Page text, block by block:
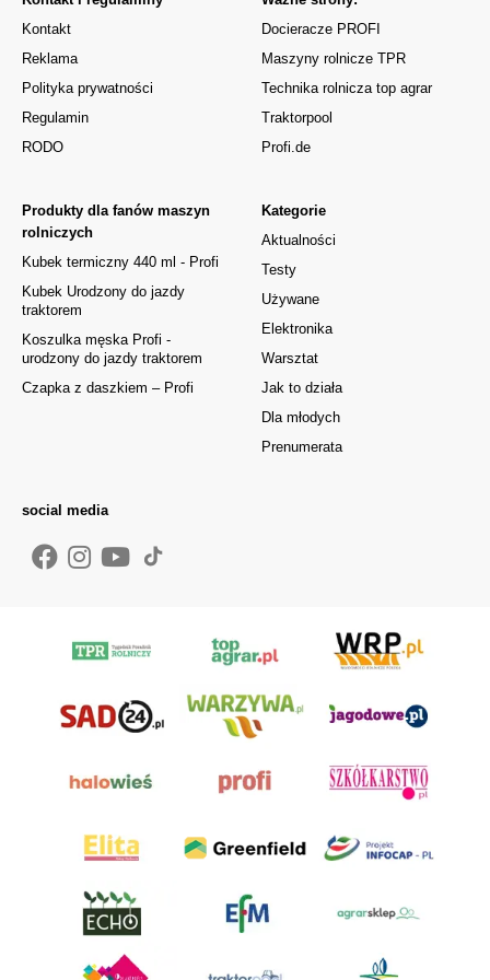
Kontakt
Reklama
Polityka prywatności
Regulamin
RODO
Kategorie
Aktualności
Testy
Używane
Elektronika
Warsztat
Jak to działa
Dla młodych
Prenumerata
Produkty dla fanów maszyn
rolniczych
Kubek termiczny 440 ml - Profi
Kubek Urodzony do jazdy
traktorem
Koszulka męska Profi -
urodzony do jazdy traktorem
Czapka z daszkiem – Profi
Docieracze PROFI
Maszyny rolnicze TPR
Technika rolnicza top agrar
Traktorpool
Profi.de
social media